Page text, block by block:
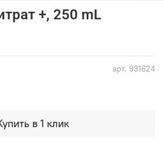
арт. 931624
+, 250 mL
в 1 клик